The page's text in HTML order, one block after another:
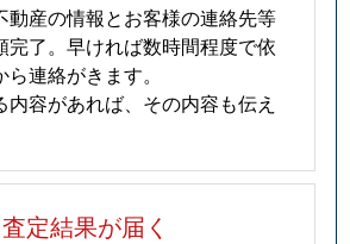
動産の情報とお客様の連絡先等
完了。早ければ数時間程度で依
連絡がきます。
内容があれば、その内容も伝え
査定結果が届く